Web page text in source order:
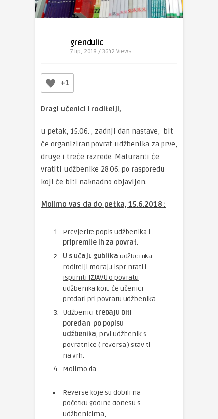
grendulic
7 lip, 2018 / 3642 Views
+1
Dragi učenici i roditelji,
u petak, 15.06. , zadnji dan nastave, bit
će organiziran povrat udžbenika za prve,
druge i treće razrede. Maturanti će
vratiti udžbenike 28.06. po rasporedu
koji će biti naknadno objavljen.
Molimo vas da do petka, 15.6.2018.:
Provjerite popis udžbenika i
pripremite ih za povrat.
U slučaju gubitka udžbenika
roditelji moraju isprintati i
ispuniti IZJAVU o povratu
udžbenika koju će učenici
predati pri povratu udžbenika.
Udžbenici trebaju biti
poredani po popisu
udžbenika, prvi udžbenik s
povratnice ( reversa ) staviti
na vrh.
Molimo da:
Reverse koje su dobili na
početku godine donesu s
udžbenicima;